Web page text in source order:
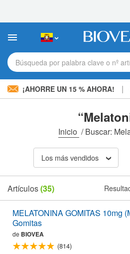
sitio
incluye
sistema
de Búsqueda por palabra clave o nº
¡AHORRE UN 15 % AHORA! |
Inicio /Buscar:
Los más vendidos
Artículos(35)
MELATONINA GOMITAS 10mg
Gomitas
de BIOVEA
(814)